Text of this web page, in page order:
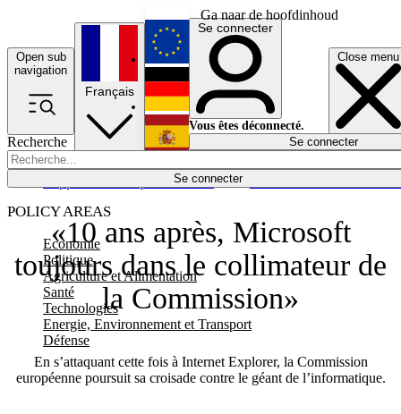
Ga naar de hoofdinhoud
Open sub
navigation
Close menu
Recherche
Se connecter
POLICY AREAS
Economie
Politique
Agriculture et Alimentation
Santé
Technologies
Energie, Environnement et Transport
Défense
Économie
Français
English
Deutsch
Español
Se connecter
Vous êtes déconnecté.
Se connecter
«10 ans après, Microsoft
toujours dans le collimateur de
la Commission»
En s’attaquant cette fois à Internet Explorer, la Commission
européenne poursuit sa croisade contre le géant de l’informatique.